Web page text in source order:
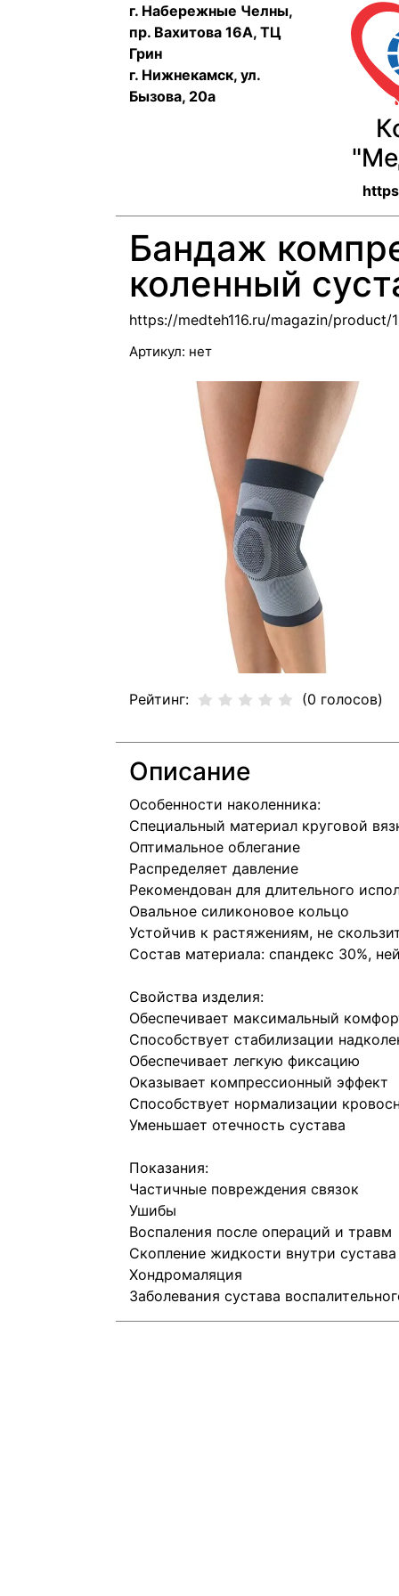
г. Набережные Челны,
пр. Вахитова 16А, ТЦ
Грин
г. Нижнекамск, ул.
Бызова, 20а
Бандаж
коленный
https://medteh116.ru/magazin/product/
Артикул: нет
Рейтинг: (0 голосов)
Описание
Особенности наколенника:
Специальный материал круговой
Оптимальное облегание
Распределяет давление
Рекомендован для длительного
Овальное силиконовое кольцо
Устойчив к растяжениям, не
Состав материала: спандекс 30%,
Свойства изделия:
Обеспечивает максимальный
Способствует стабилизации
Обеспечивает легкую фиксацию
Оказывает компрессионный эффект
Способствует нормализации
Уменьшает отечность сустава
Показания:
Частичные повреждения связок
Ушибы
Воспаления после операций и травм
Скопление жидкости внутри
Хондромаляция
Заболевания сустава